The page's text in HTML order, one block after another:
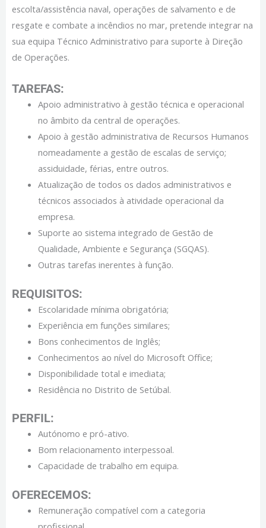
escolta/assistência naval, operações de salvamento e de
resgate e combate a incêndios no mar, pretende integrar na
sua equipa Técnico Administrativo para suporte à Direção
de Operações.
TAREFAS:
Apoio administrativo à gestão técnica e operacional
no âmbito da central de operações.
Apoio à gestão administrativa de Recursos Humanos
nomeadamente a gestão de escalas de serviço;
assiduidade, férias, entre outros.
Atualização de todos os dados administrativos e
técnicos associados à atividade operacional da
empresa.
Suporte ao sistema integrado de Gestão de
Qualidade, Ambiente e Segurança (SGQAS).
Outras tarefas inerentes à função.
REQUISITOS:
Escolaridade mínima obrigatória;
Experiência em funções similares;
Bons conhecimentos de Inglês;
Conhecimentos ao nível do Microsoft Office;
Disponibilidade total e imediata;
Residência no Distrito de Setúbal.
PERFIL:
Autónomo e pró-ativo.
Bom relacionamento interpessoal.
Capacidade de trabalho em equipa.
OFERECEMOS:
Remuneração compatível com a categoria